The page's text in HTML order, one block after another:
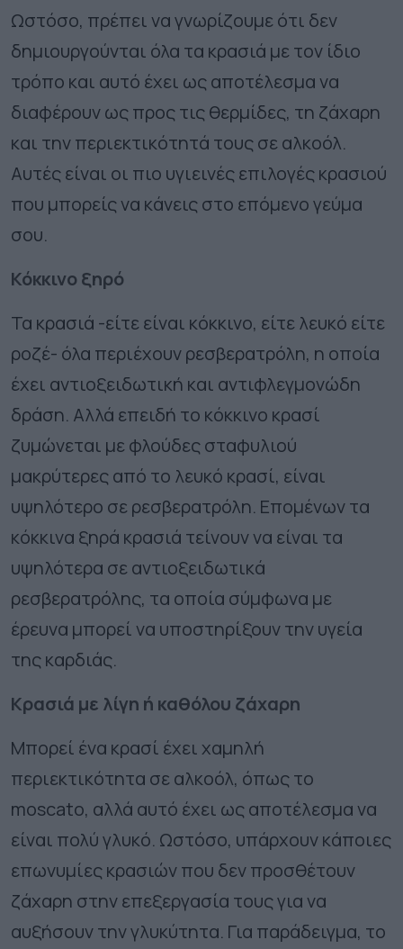
Ωστόσο, πρέπει να γνωρίζουμε ότι δεν
δημιουργούνται όλα τα κρασιά με τον ίδιο
τρόπο και αυτό έχει ως αποτέλεσμα να
διαφέρουν ως προς τις θερμίδες, τη ζάχαρη
και την περιεκτικότητά τους σε αλκοόλ.
Αυτές είναι οι πιο υγιεινές επιλογές κρασιού
που μπορείς να κάνεις στο επόμενο γεύμα
σου.
Κόκκινο ξηρό
Τα κρασιά -είτε είναι κόκκινο, είτε λευκό είτε
ροζέ- όλα περιέχουν ρεσβερατρόλη, η οποία
έχει αντιοξειδωτική και αντιφλεγμονώδη
δράση. Αλλά επειδή το κόκκινο κρασί
ζυμώνεται με φλούδες σταφυλιού
μακρύτερες από το λευκό κρασί, είναι
υψηλότερο σε ρεσβερατρόλη. Επομένων τα
κόκκινα ξηρά κρασιά τείνουν να είναι τα
υψηλότερα σε αντιοξειδωτικά
ρεσβερατρόλης, τα οποία σύμφωνα με
έρευνα μπορεί να υποστηρίξουν την υγεία
της καρδιάς.
Κρασιά με λίγη ή καθόλου ζάχαρη
Μπορεί ένα κρασί έχει χαμηλή
περιεκτικότητα σε αλκοόλ, όπως το
moscato, αλλά αυτό έχει ως αποτέλεσμα να
είναι πολύ γλυκό. Ωστόσο, υπάρχουν κάποιες
επωνυμίες κρασιών που δεν προσθέτουν
ζάχαρη στην επεξεργασία τους για να
αυξήσουν την γλυκύτητα. Για παράδειγμα, το